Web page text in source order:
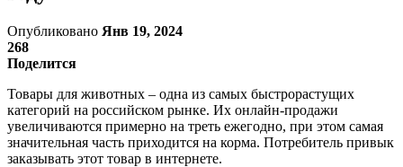
Опубликовано Янв 19, 2024
268
Поделится
Товары для животных – одна из самых быстрорастущих
категорий на российском рынке. Их онлайн-продажи
увеличиваются примерно на треть ежегодно, при этом самая
значительная часть приходится на корма. Потребитель привык
заказывать этот товар в интернете.